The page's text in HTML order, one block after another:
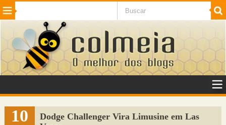
Beleza Cinema e TV
Internet Jogos NotÃ­cias SaÃºde
VeÃ­culos Adulto
Sugerir Link
10
Dodge Challenger Vira Limusine em Las